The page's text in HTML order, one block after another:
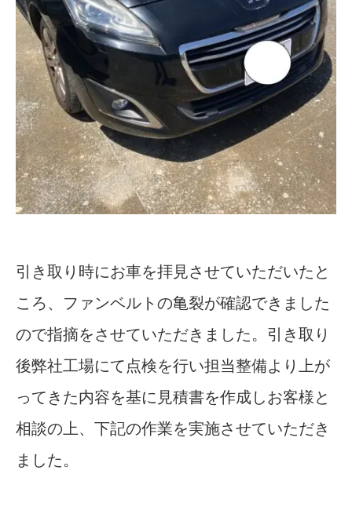
引き取り時にお車を拝見させていただいたと
ころ、ファンベルトの亀裂が確認できました
ので指摘をさせていただきました。引き取り
後弊社工場にて点検を行い担当整備より上が
ってきた内容を基に見積書を作成しお客様と
相談の上、下記の作業を実施させていただき
ました。